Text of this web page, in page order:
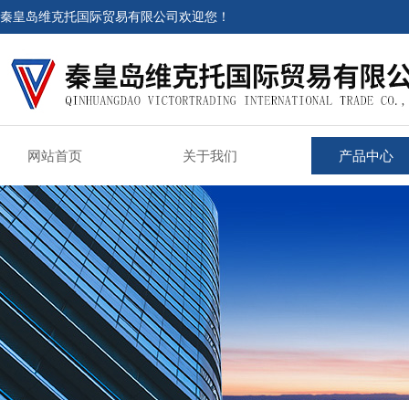
秦皇岛维克托国际贸易有限公司欢迎您！
网站首页 关于我们 产品中心